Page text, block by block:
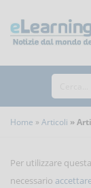
Home Articoli
Per utilizzare
necessario